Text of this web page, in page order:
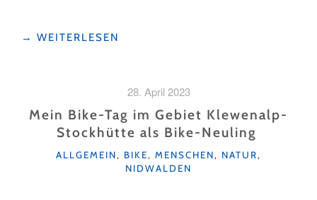
"RASTSTÄTTEN
→ WEITERLESEN
28. April 2023
Mein Bike-Tag im Gebiet Klewenalp-
Stockhütte als Bike-Neuling
KATEGORIEN
ALLGEMEIN, BIKE, MENSCHEN, NATUR,
NIDWALDEN